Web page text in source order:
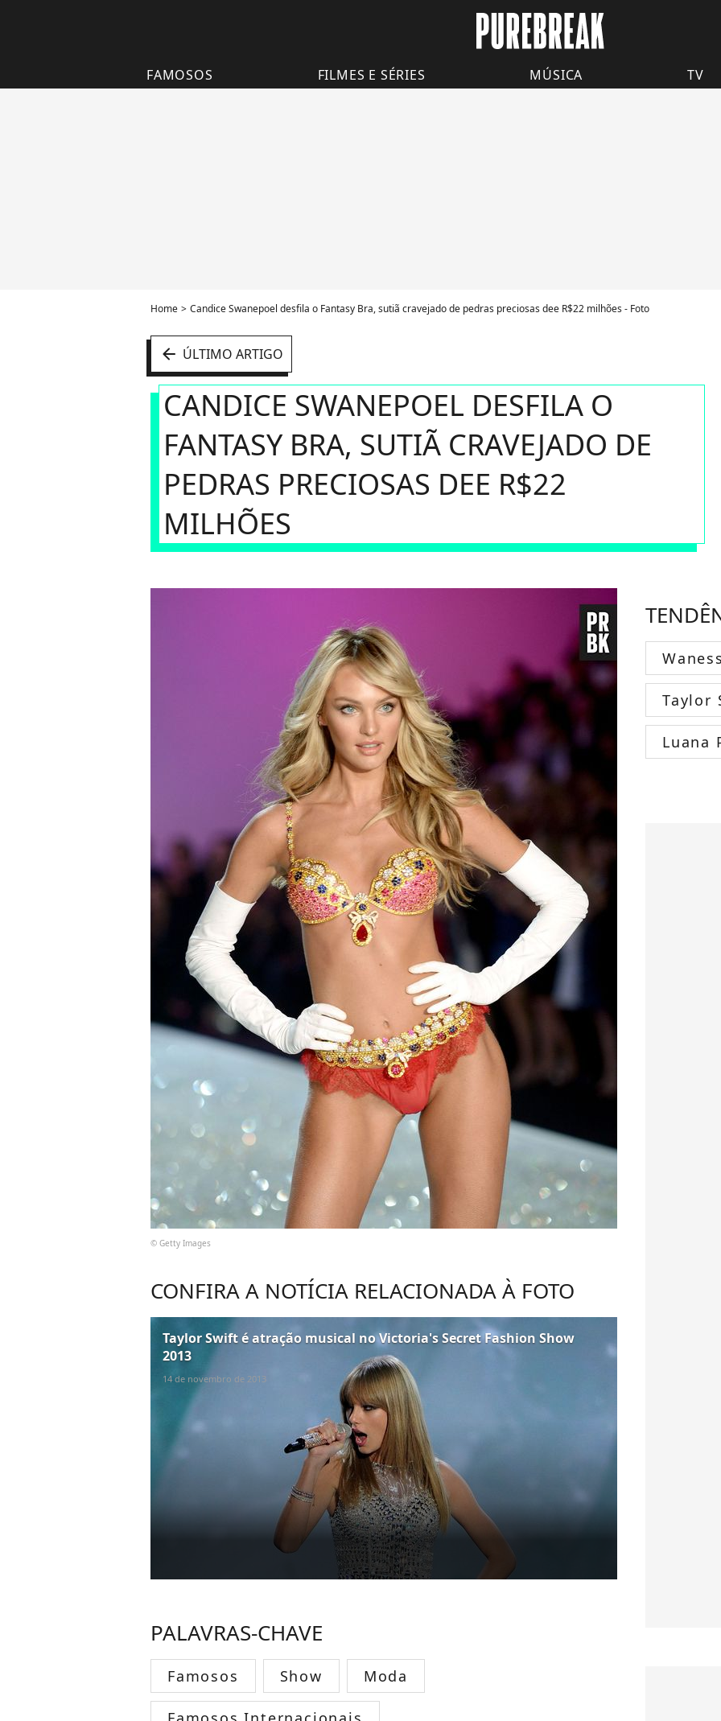
FAMOSOS FILMES E SÉRIES MÚSICA TV
Home Candice Swanepoel desfila o Fantasy Bra, sutiã cravejado de pedras preciosas dee R$22 milhões - Foto
arrow_left ÚLTIMO ARTIGO
CANDICE SWANEPOEL DESFILA O
FANTASY BRA, SUTIÃ CRAVEJADO DE
PEDRAS PRECIOSAS DEE R$22
MILHÕES
© Getty Images
CONFIRA A NOTÍCIA RELACIONADA À FOTO
Taylor Swift é atração musical no Victoria's Secret Fashion Show
2013
14 de novembro de 2013
PALAVRAS-CHAVE
Famosos Show Moda
Taylor
Luana